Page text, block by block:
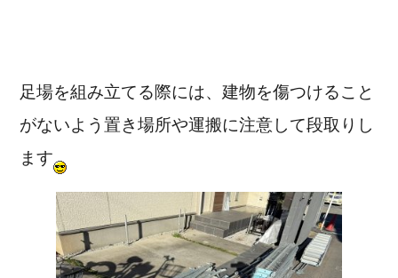
足場を組み立てる際には、建物を傷つけること
がないよう置き場所や運搬に注意して段取りし
ます